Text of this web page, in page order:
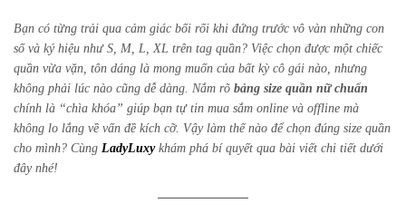
Bạn có từng trải qua cảm giác bối rối khi đứng trước vô vàn những con
số và ký hiệu như S, M, L, XL trên tag quần? Việc chọn được một chiếc
quần vừa vặn, tôn dáng là mong muốn của bất kỳ cô gái nào, nhưng
không phải lúc nào cũng dễ dàng. Nắm rõ bảng size quần nữ chuẩn
chính là “chìa khóa” giúp bạn tự tin mua sắm online và offline mà
không lo lắng về vấn đề kích cỡ. Vậy làm thế nào để chọn đúng size quần
cho mình? Cùng LadyLuxy khám phá bí quyết qua bài viết chi tiết dưới
đây nhé!